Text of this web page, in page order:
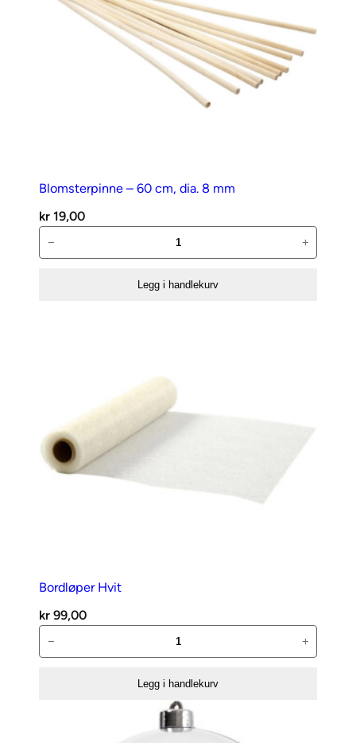
Blomsterpinne – 60 cm, dia. 8 mm
kr 19,00
–
− +
Legg i handlekurv
Bordløper Hvit
kr 99,00
Hvit
− +
Legg i handlekurv